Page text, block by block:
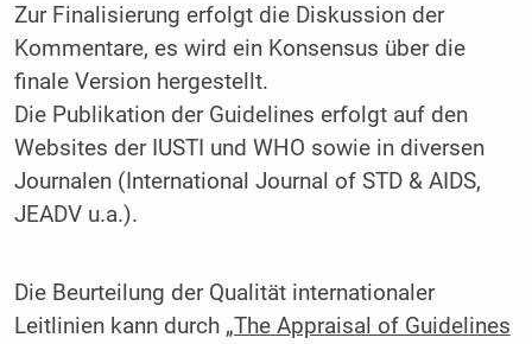
Zur Finalisierung erfolgt die Diskussion der
Kommentare, es wird ein Konsensus über die
finale Version hergestellt.
Die Publikation der Guidelines erfolgt auf den
Websites der IUSTI und WHO sowie in diversen
Journalen (International Journal of STD & AIDS,
JEADV u.a.).
Die Beurteilung der Qualität internationaler
Leitlinien kann durch „The Appraisal of Guidelines